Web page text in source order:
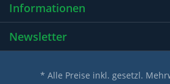
Informationen
Newsletter
* Alle Preise inkl. gesetzl.